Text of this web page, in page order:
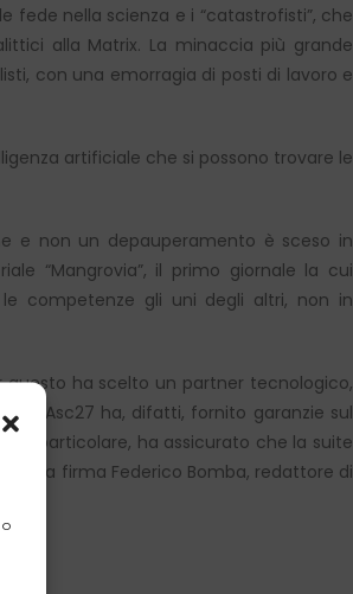
fede nella scienza e i “catastrofisti”, che
alla Matrix. La minaccia più grande
con una emorragia di posti di lavoro e
artificiale che si possono trovare le
e non un depauperamento è sceso in
“Mangrovia”, il primo giornale la cui
competenze gli uni degli altri, non in
questo ha scelto un partner tecnologico,
Asc27 ha, difatti, fornito garanzie sul
In particolare, ha assicurato che la suite
a firma Federico Bomba, redattore di